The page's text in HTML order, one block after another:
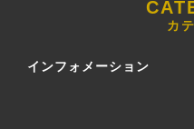
カ
インフォメーション